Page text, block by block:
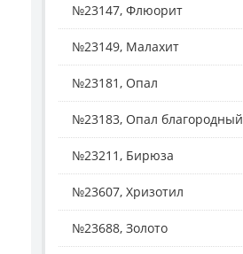
№23147, Флюорит
№23149, Малахит
№23181, Опал
№23183, Опал благородный
№23211, Бирюза
№23607, Хризотил
№23688, Золото